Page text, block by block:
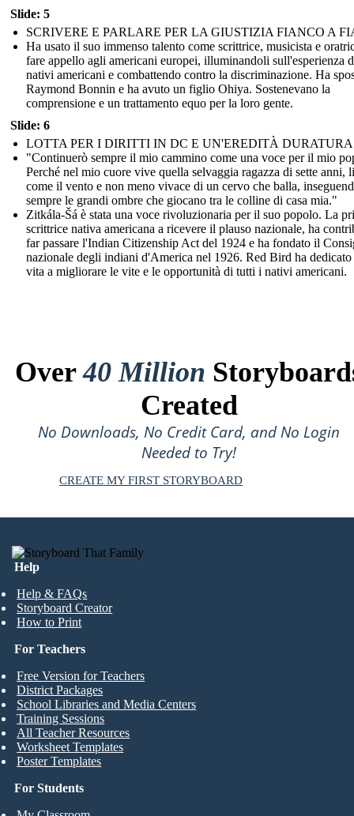
Slide: 5
SCRIVERE E PARLARE PER LA GIUSTIZIA FIANCO A
Ha usato il suo immenso talento come scrittrice, musicista e
fare appello agli americani europei, illuminandoli sull'esperienza
nativi americani e combattendo contro la discriminazione. Ha
Raymond Bonnin e ha avuto un figlio Ohiya. Sostenevano la
comprensione e un trattamento equo per la loro gente.
Slide: 6
LOTTA PER I DIRITTI IN DC E UN'EREDITÀ DURATURA
"Continuerò sempre il mio cammino come una voce per il mio
Perché nel mio cuore vive quella selvaggia ragazza di sette anni,
come il vento e non meno vivace di un cervo che balla,
sempre le grandi ombre che giocano tra le colline di casa mia."
Zitkála-Šá è stata una voce rivoluzionaria per il suo popolo. La
scrittrice nativa americana a ricevere il plauso nazionale, ha
far passare l'Indian Citizenship Act del 1924 e ha fondato il
nazionale degli indiani d'America nel 1926. Red Bird ha dedicato
vita a migliorare le vite e le opportunità di tutti i nativi americani.
Over40 Million
Created
No Downloads, No Credit Card, and No Login
Needed to Try!
CREATE MY FIRST STORYBOARD
Help
Help & FAQs
Storyboard Creator
How to Print
For Students
For Teachers
Free Version for Teachers
District Packages
School Libraries and Media Centers
Training Sessions
All Teacher Resources
Worksheet Templates
Poster Templates